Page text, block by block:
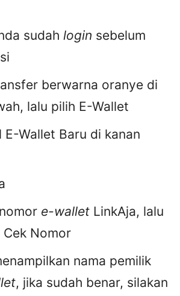
sudah login sebelum
berwarna oranye di
lalu pilih E-Wallet
Wallet Baru di kanan
e-wallet LinkAja, lalu
Nomor
nama pemilik
, jika sudah benar, silakan